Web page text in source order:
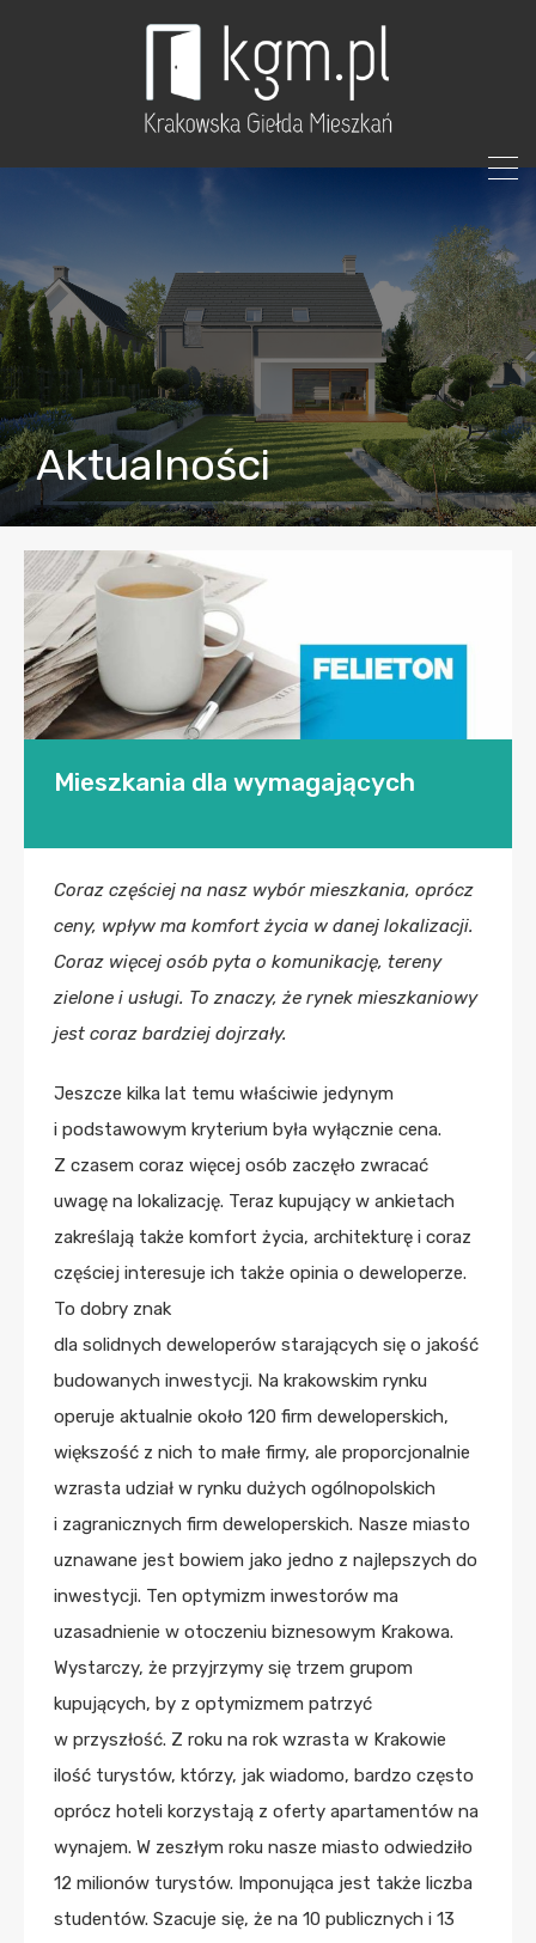
Aktualności
Mieszkania dla wymagających
Coraz częściej na nasz wybór mieszkania, oprócz
ceny, wpływ ma komfort życia w danej lokalizacji.
Coraz więcej osób pyta o komunikację, tereny
zielone i usługi. To znaczy, że rynek mieszkaniowy
jest coraz bardziej dojrzały.
Jeszcze kilka lat temu właściwie jedynym
i podstawowym kryterium była wyłącznie cena.
Z czasem coraz więcej osób zaczęło zwracać
uwagę na lokalizację. Teraz kupujący w ankietach
zakreślają także komfort życia, architekturę i coraz
częściej interesuje ich także opinia o deweloperze.
To dobry znak
dla solidnych deweloperów starających się o jakość
budowanych inwestycji. Na krakowskim rynku
operuje aktualnie około 120 firm deweloperskich,
większość z nich to małe firmy, ale proporcjonalnie
wzrasta udział w rynku dużych ogólnopolskich
i zagranicznych firm deweloperskich. Nasze miasto
uznawane jest bowiem jako jedno z najlepszych do
inwestycji. Ten optymizm inwestorów ma
uzasadnienie w otoczeniu biznesowym Krakowa.
Wystarczy, że przyjrzymy się trzem grupom
kupujących, by z optymizmem patrzyć
w przyszłość. Z roku na rok wzrasta w Krakowie
ilość turystów, którzy, jak wiadomo, bardzo często
oprócz hoteli korzystają z oferty apartamentów na
wynajem. W zeszłym roku nasze miasto odwiedziło
12 milionów turystów. Imponująca jest także liczba
studentów. Szacuje się, że na 10 publicznych i 13